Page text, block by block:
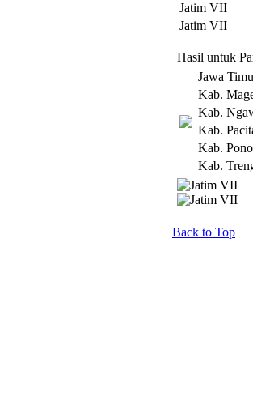
Jatim VII
Jatim VII
Hasil untuk
Jawa
Kab.
Kab.
Kab.
Kab.
Kab.
Back to Top